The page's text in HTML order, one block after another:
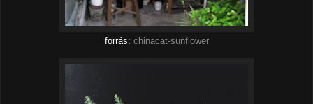
forrás: chinacat-sunflower